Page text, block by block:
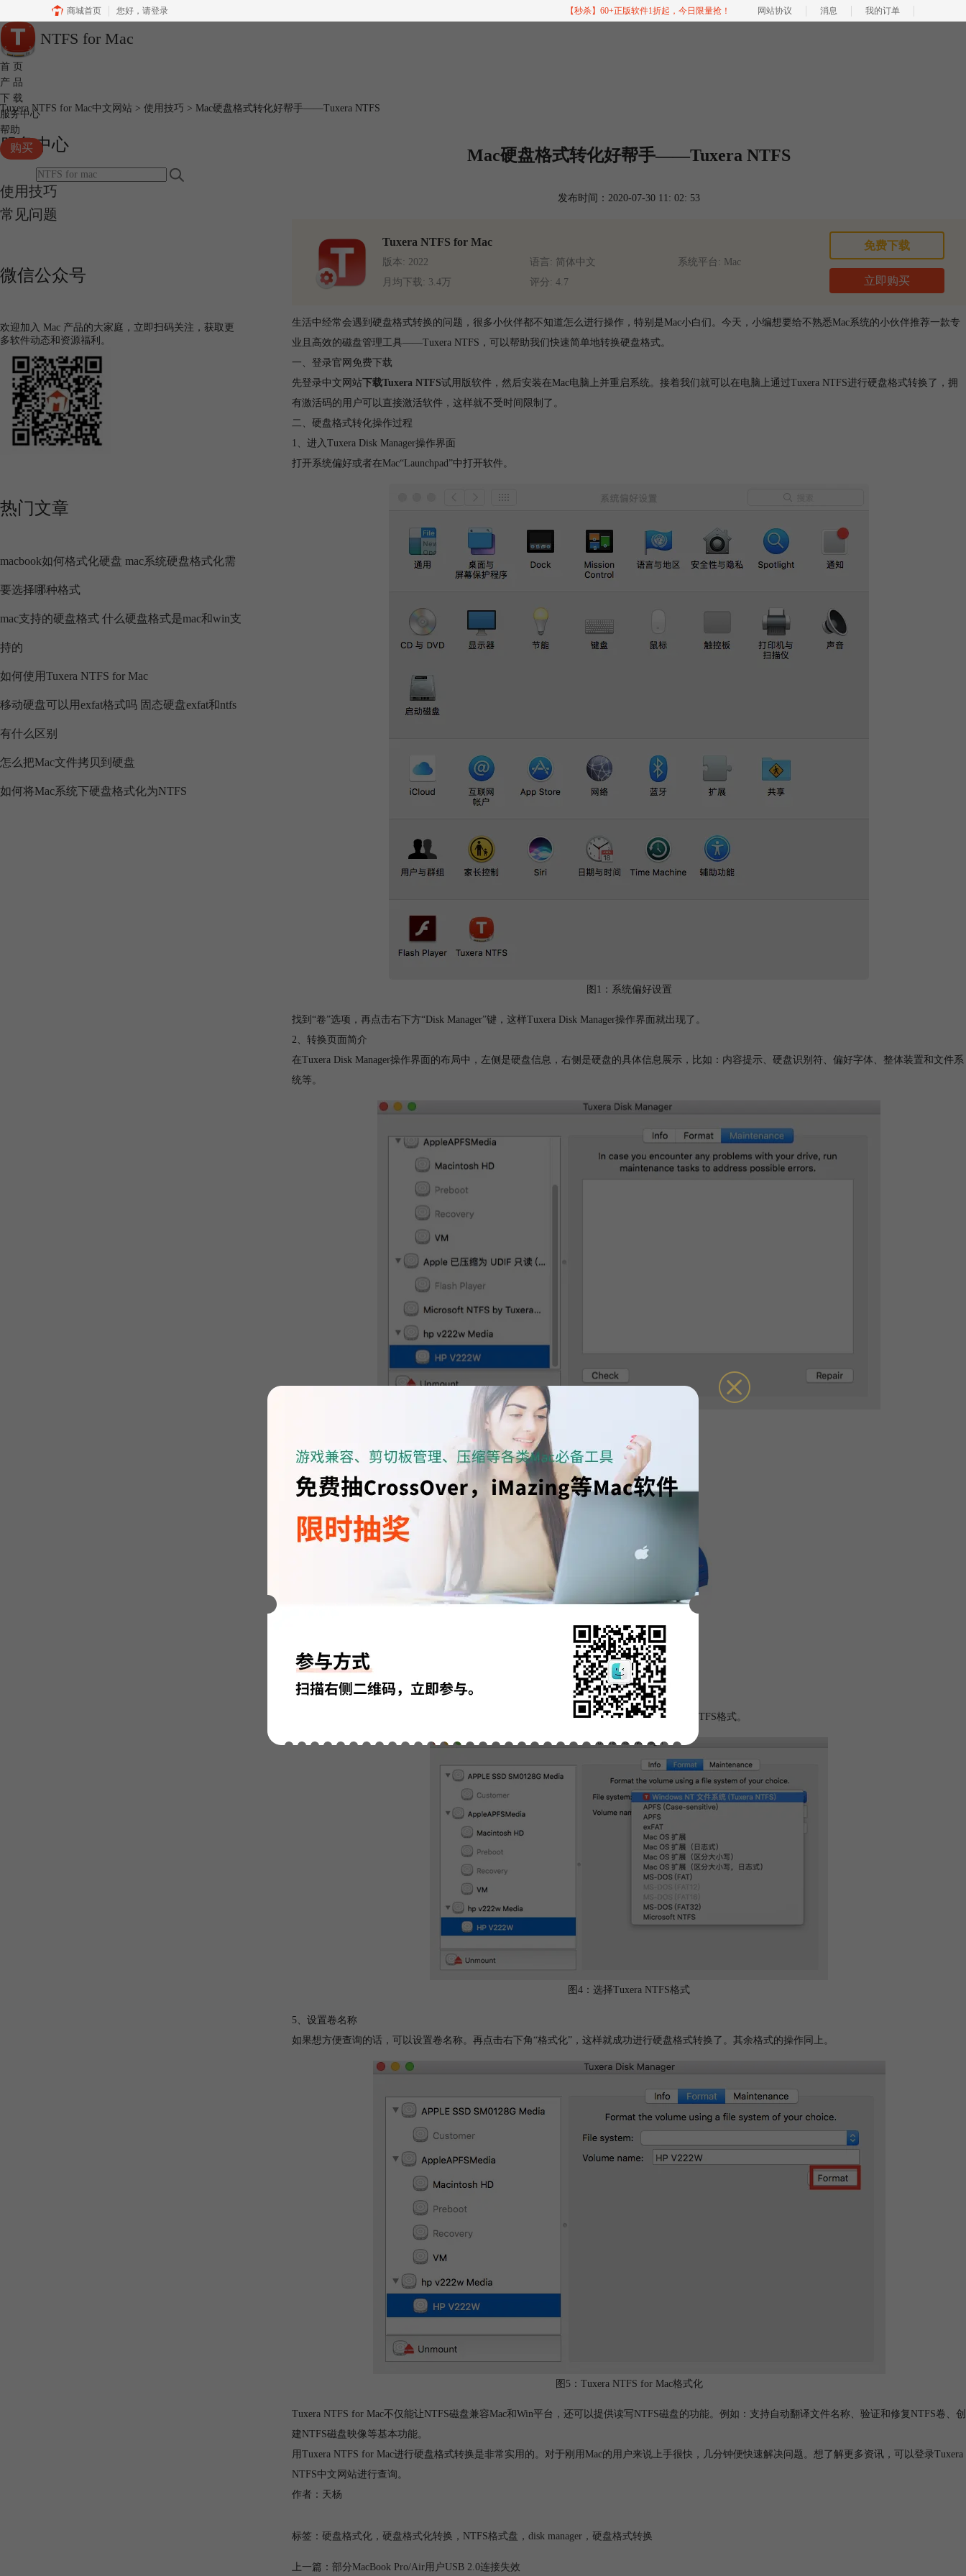
商城首页 您好， 请登录 【秒杀】60+正版软件1折起，今日限量抢！ 网站协议 消息 我的订单
NTFS for Mac
首 页
产 品
下 载
服务中心
帮助
购买
Tuxera NTFS for Mac中文网站 > 使用技巧 > Mac硬盘格式转化好帮手——Tuxera NTFS
服务中心
使用技巧
常见问题
微信公众号
欢迎加入 Mac 产品的大家庭，立即扫码关注，获取更
多软件动态和资源福利。
热门文章
macbook如何格式化硬盘 mac系统硬盘格式化需
要选择哪种格式
mac支持的硬盘格式 什么硬盘格式是mac和win支
持的
如何使用Tuxera NTFS for Mac
移动硬盘可以用exfat格式吗 固态硬盘exfat和ntfs
有什么区别
怎么把Mac文件拷贝到硬盘
如何将Mac系统下硬盘格式化为NTFS
Mac硬盘格式转化好帮手——Tuxera NTFS
发布时间：2020-07-30 11: 02: 53
Tuxera NTFS for Mac
版本: 2022 语言: 简体中文
系统平台: Mac
月均下载: 3.4万
评分: 4.7
免费下载
立即购买
生活中经常会遇到硬盘格式转换的问题，很多小伙伴都不知道怎么进行操作，特别是Mac小白们。今天，小编想要给不熟悉Mac系统的小伙伴推荐一款专
业且高效的磁盘管理工具——Tuxera NTFS，可以帮助我们快速简单地转换硬盘格式。
一、登录官网免费下载
先登录中文网站下载Tuxera NTFS试用版软件，然后安装在Mac电脑上并重启系统。接着我们就可以在电脑上通过Tuxera NTFS进行硬盘格式转换了，拥
有激活码的用户可以直接激活软件，这样就不受时间限制了。
二、硬盘格式转化操作过程
1、进入Tuxera Disk Manager操作界面
打开系统偏好或者在Mac“Launchpad”中打开软件。
图1：系统偏好设置
找到“卷”选项，再点击右下方“Disk Manager”键，这样Tuxera Disk Manager操作界面就出现了。
2、转换页面简介
在Tuxera Disk Manager操作界面的布局中，左侧是硬盘信息，右侧是硬盘的具体信息展示，比如：内容提示、硬盘识别符、偏好字体、整体装置和文件系
统等。
3、插入硬盘
接下来就可以把硬盘插入Mac电脑中，左侧显示的是硬盘名称，右侧显示的是硬盘具体信息。
图3：插入移动硬盘
4、进行转化操作
选中“格式”选项，进入操作页面，下拉框中“文件系统”进行选择，点击第一条，可以转化为NTFS格式。
图4：选择Tuxera NTFS格式
5、设置卷名称
如果想方便查询的话，可以设置卷名称。再点击右下角“格式化”，这样就成功进行硬盘格式转换了。其余格式的操作同上。
图5：Tuxera NTFS for Mac格式化
Tuxera NTFS for Mac不仅能让NTFS磁盘兼容Mac和Win平台，还可以提供读写NTFS磁盘的功能。例如：支持自动翻译文件名称、验证和修复NTFS卷、创
建NTFS磁盘映像等基本功能。
用Tuxera NTFS for Mac进行硬盘格式转换是非常实用的。对于刚用Mac的用户来说上手很快，几分钟便快速解决问题。想了解更多资讯，可以登录Tuxera
NTFS中文网站进行查询。
作者：天杨
标签： 硬盘格式化 ， 硬盘格式化转换 ， NTFS格式盘 ， disk manager ， 硬盘格式转换
上一篇： 部分MacBook Pro/Air用户USB 2.0连接失效